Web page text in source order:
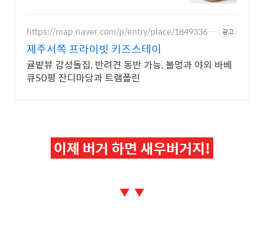
https://map.naver.com/p/entry/place/18493364
57
광고
제주서쪽 프라이빗 키즈스테이
귤밭뷰 감성돌집, 반려견 동반 가능, 불멍과 야외 바베
큐50평 잔디마당과 트램폴린
이제 버거 하면 새우버거지!
▼ ▼